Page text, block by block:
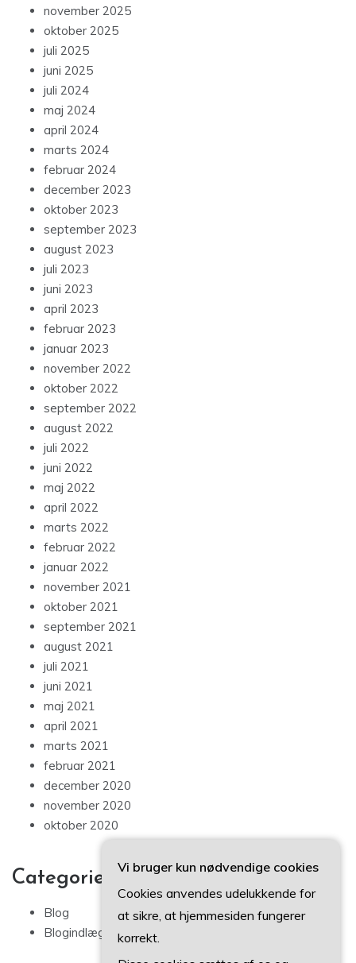
november 2025
oktober 2025
juli 2025
juni 2025
juli 2024
maj 2024
april 2024
marts 2024
februar 2024
december 2023
oktober 2023
september 2023
august 2023
juli 2023
juni 2023
april 2023
februar 2023
januar 2023
november 2022
oktober 2022
september 2022
august 2022
juli 2022
juni 2022
maj 2022
april 2022
marts 2022
februar 2022
januar 2022
november 2021
oktober 2021
september 2021
august 2021
juli 2021
juni 2021
maj 2021
april 2021
marts 2021
februar 2021
december 2020
november 2020
oktober 2020
Categories
Blog
Blogindlæg
Vi bruger kun nødvendige cookies
Cookies anvendes udelukkende for
at sikre, at hjemmesiden fungerer
korrekt.